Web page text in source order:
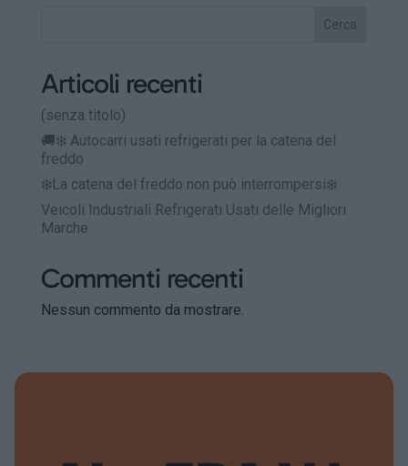
Cerca
Articoli recenti
(senza titolo)
🚚❄️ Autocarri usati refrigerati per la catena del
freddo
❄️La catena del freddo non può interrompersi❄️
Veicoli Industriali Refrigerati Usati delle Migliori
Marche
Commenti recenti
Nessun commento da mostrare.